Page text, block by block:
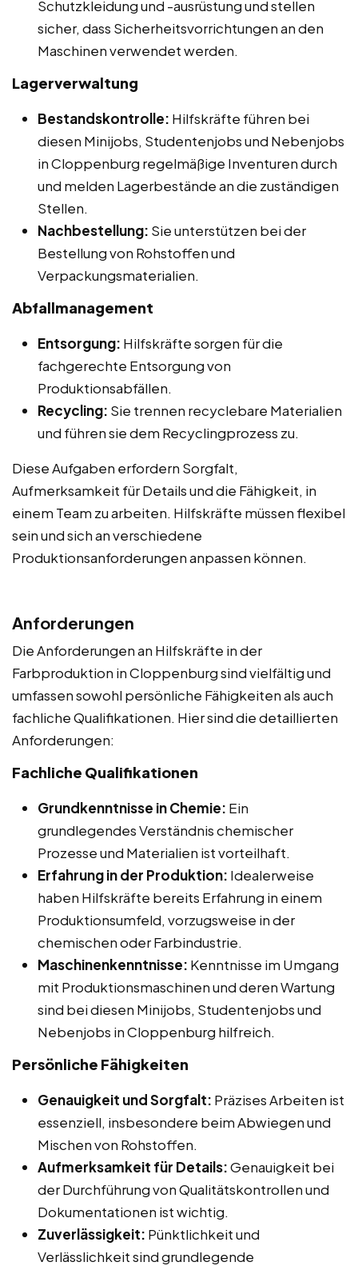
Schutzkleidung und -ausrüstung und stellen
sicher, dass Sicherheitsvorrichtungen an den
Maschinen verwendet werden.
Lagerverwaltung
Bestandskontrolle: Hilfskräfte führen bei
diesen Minijobs, Studentenjobs und Nebenjobs
in Cloppenburg regelmäßige Inventuren durch
und melden Lagerbestände an die zuständigen
Stellen.
Nachbestellung: Sie unterstützen bei der
Bestellung von Rohstoffen und
Verpackungsmaterialien.
Abfallmanagement
Entsorgung: Hilfskräfte sorgen für die
fachgerechte Entsorgung von
Produktionsabfällen.
Recycling: Sie trennen recyclebare Materialien
und führen sie dem Recyclingprozess zu.
Diese Aufgaben erfordern Sorgfalt,
Aufmerksamkeit für Details und die Fähigkeit, in
einem Team zu arbeiten. Hilfskräfte müssen flexibel
sein und sich an verschiedene
Produktionsanforderungen anpassen können.
Anforderungen
Die Anforderungen an Hilfskräfte in der
Farbproduktion in Cloppenburg sind vielfältig und
umfassen sowohl persönliche Fähigkeiten als auch
fachliche Qualifikationen. Hier sind die detaillierten
Anforderungen:
Fachliche Qualifikationen
Grundkenntnisse in Chemie: Ein
grundlegendes Verständnis chemischer
Prozesse und Materialien ist vorteilhaft.
Erfahrung in der Produktion: Idealerweise
haben Hilfskräfte bereits Erfahrung in einem
Produktionsumfeld, vorzugsweise in der
chemischen oder Farbindustrie.
Maschinenkenntnisse: Kenntnisse im Umgang
mit Produktionsmaschinen und deren Wartung
sind bei diesen Minijobs, Studentenjobs und
Nebenjobs in Cloppenburg hilfreich.
Persönliche Fähigkeiten
Genauigkeit und Sorgfalt: Präzises Arbeiten ist
essenziell, insbesondere beim Abwiegen und
Mischen von Rohstoffen.
Aufmerksamkeit für Details:Genauigkeit bei
der Durchführung von Qualitätskontrollen und
Dokumentationen ist wichtig.
Zuverlässigkeit: Pünktlichkeit und
Verlässlichkeit sind grundlegende